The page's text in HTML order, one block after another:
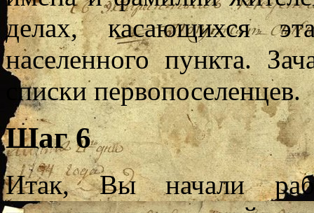
делах, касающихся
населенного пункта.
списки первопоселенцев.
Шаг 6
Итак, Вы начали